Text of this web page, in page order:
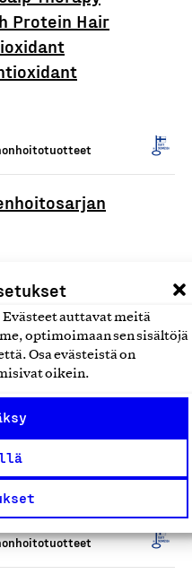
auttavat meitä
optimoimaan sen sisältöjä
Osa evästeistä on
oikein.
Protein Hair
Bar,
Bar,